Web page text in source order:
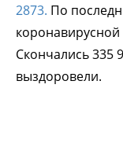
2873. По
Скончались 335
выздоровели.